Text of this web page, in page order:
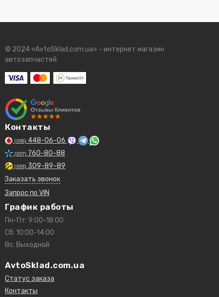
© 2024 «AvtoSklad.com.ua» - интернет магазин
автозапчастей
Контакты
(095) 448-06-06
(097) 760-80-88
(093) 309-89-89
Заказать звонок
Запрос по VIN
График работы
Пн-Пт: 9:00-18:00
Сб: 10:00-14:00
Вс: Выходной
AvtoSklad.com.ua
Статус заказа
Контакты